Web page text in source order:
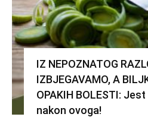
IZ NEPOZNATOG
IZBJEGAVAMO, A
OPAKIH BOLESTI:
nakon ovoga!